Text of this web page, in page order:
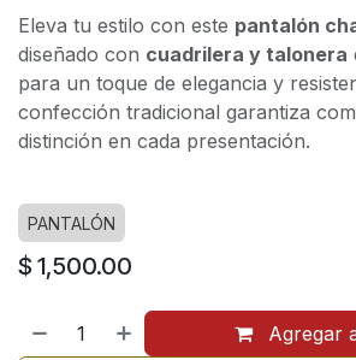
Eleva tu estilo con este pantalón
diseñado con cuadrilera y talonera
para un toque de elegancia y
confección tradicional garantiza
distinción en cada presentación.
PANTALÓN
$ 1,500.00
Agregar